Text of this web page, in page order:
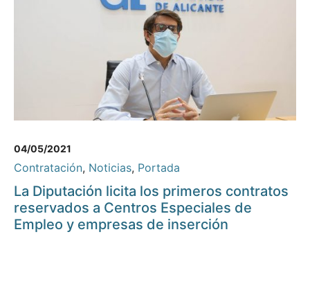
04/05/2021
Contratación, Noticias, Portada
La Diputación licita los primeros contratos
reservados a Centros Especiales de
Empleo y empresas de inserción